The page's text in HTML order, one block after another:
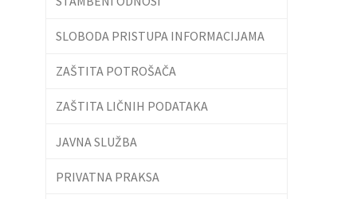
SLOBODA PRISTUPA INFORMACIJAMA
ZAŠTITA POTROŠAČA
ZAŠTITA LIČNIH PODATAKA
JAVNA SLUŽBA
PRIVATNA PRAKSA